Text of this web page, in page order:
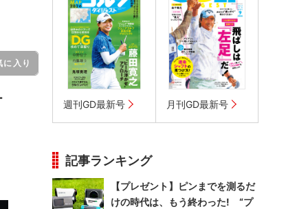
に入り
週刊GD最新号 月刊GD最新号
記事ランキング
【プレゼント】ピンまでを測るだ
けの時代は、もう終わった! “プ